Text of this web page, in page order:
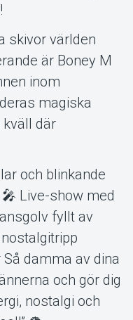
skivor världen
är Boney M
inom
magiska
där
och blinkande
Live-show med
fyllt av
damma av dina
och gör dig
nostalgi och